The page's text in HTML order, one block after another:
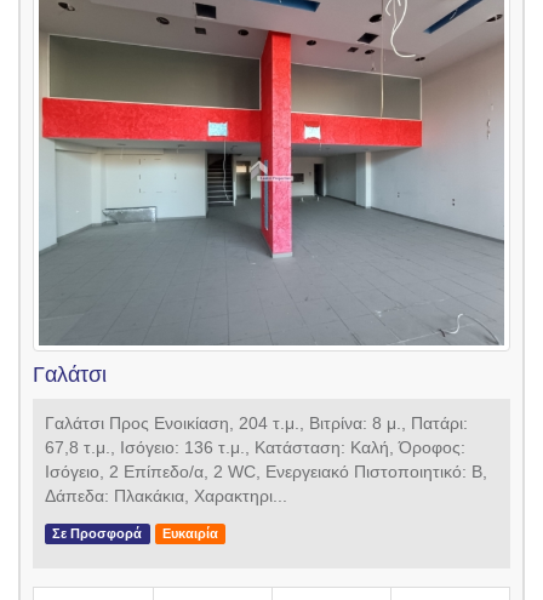
Γαλάτσι
Γαλάτσι Προς Ενοικίαση, 204 τ.μ., Βιτρίνα: 8 μ., Πατάρι:
67,8 τ.μ., Ισόγειο: 136 τ.μ., Κατάσταση: Καλή, Όροφος:
Ισόγειο, 2 Επίπεδο/α, 2 WC, Ενεργειακό Πιστοποιητικό: Β,
Δάπεδα: Πλακάκια, Χαρακτηρι...
Σε Προσφορά Ευκαιρία